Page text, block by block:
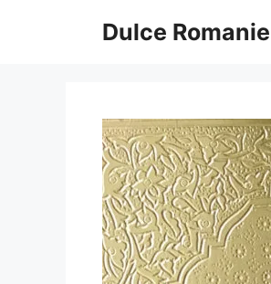
Dulce Romanie